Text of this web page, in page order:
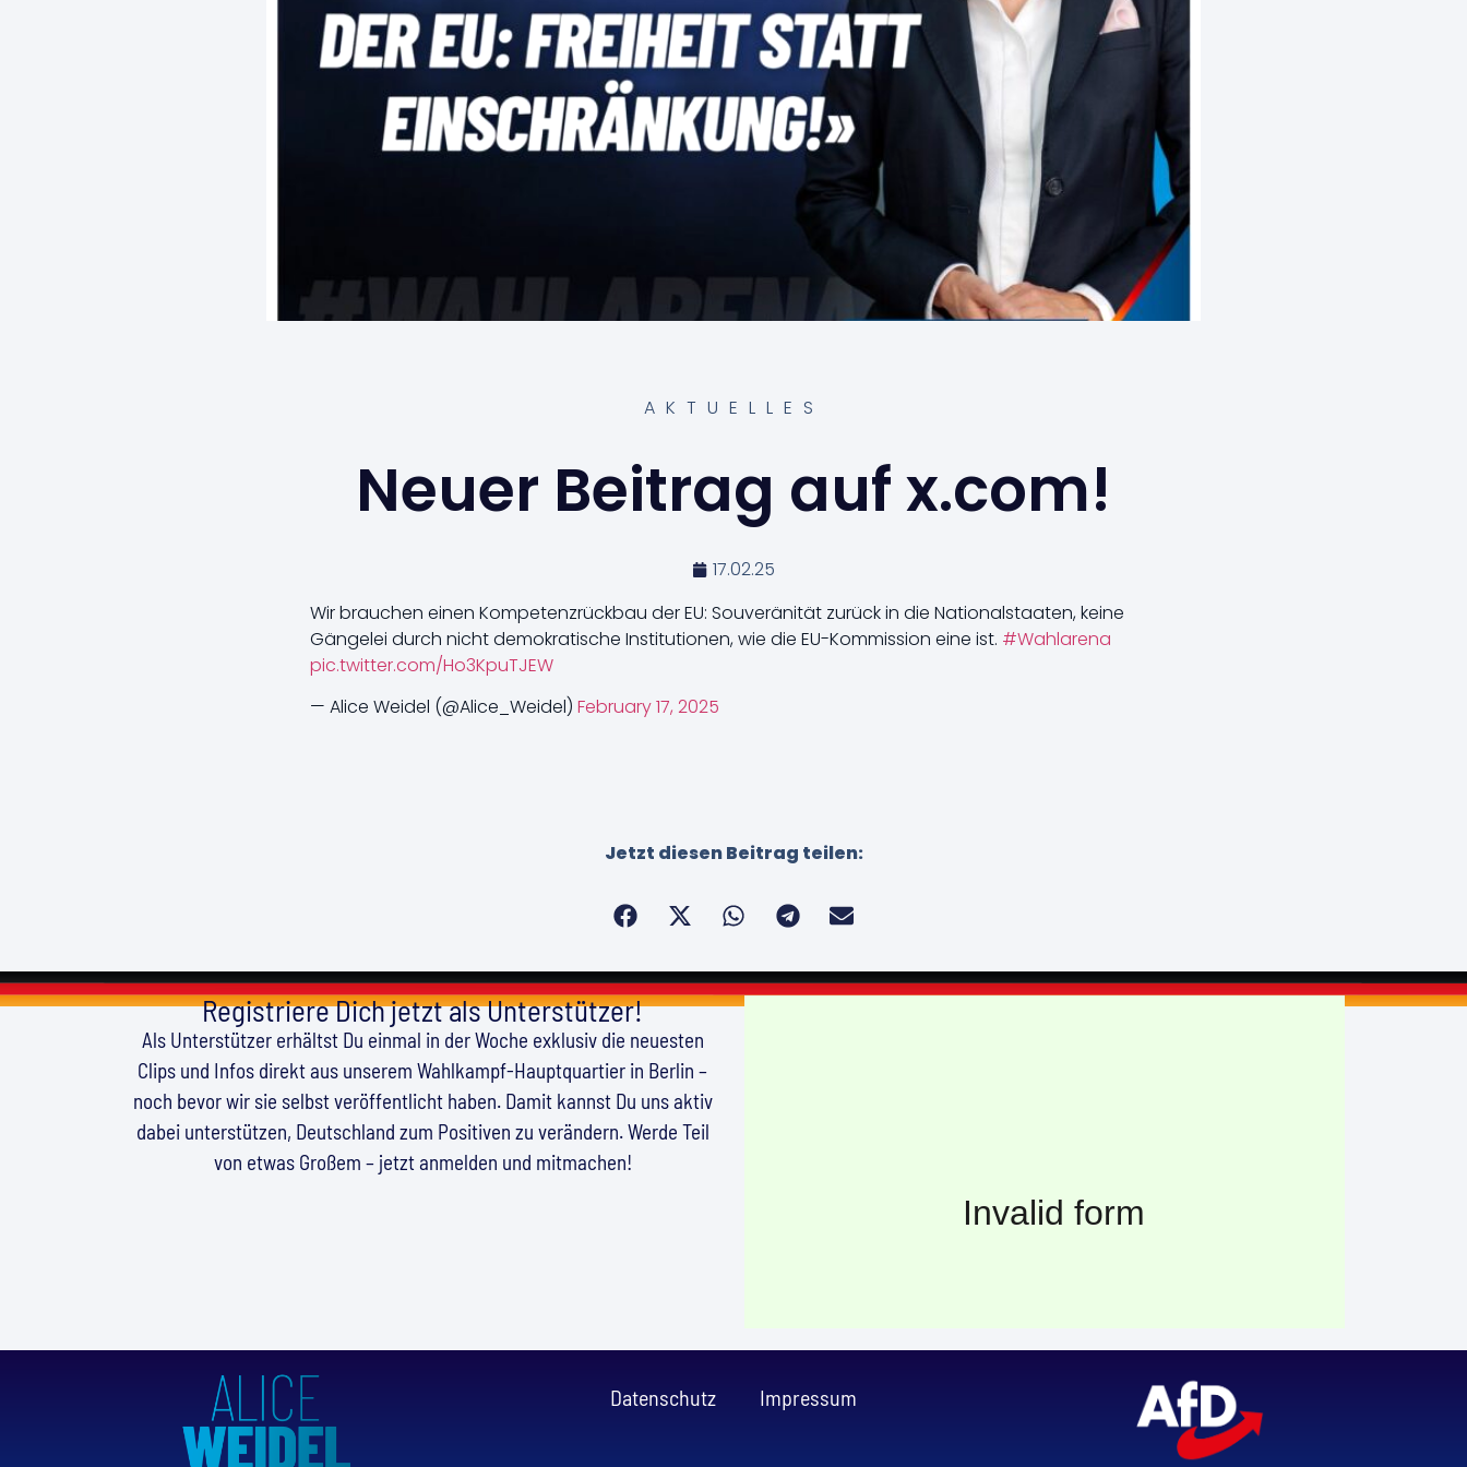
AKTUELLES
Neuer Beitrag auf x.com!
17.02.25
Wir brauchen einen Kompetenzrückbau der EU: Souveränität zurück in die Nationalstaaten, keine
Gängelei durch nicht demokratische Institutionen, wie die EU-Kommission eine ist. #Wahlarena
pic.twitter.com/Ho3KpuTJEW
— Alice Weidel (@Alice_Weidel) February 17, 2025
Jetzt diesen Beitrag teilen:
Registriere Dich jetzt als Unterstützer!
Als Unterstützer erhältst Du einmal in der Woche exklusiv die neuesten
Clips und Infos direkt aus unserem Wahlkampf-Hauptquartier in Berlin –
noch bevor wir sie selbst veröffentlicht haben. Damit kannst Du uns aktiv
dabei unterstützen, Deutschland zum Positiven zu verändern. Werde Teil
von etwas Großem – jetzt anmelden und mitmachen!
Datenschutz Impressum